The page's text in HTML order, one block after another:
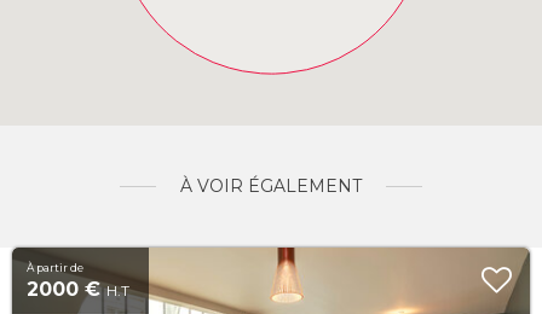
À VOIR ÉGALEMENT
À partir de
2000 €H.T